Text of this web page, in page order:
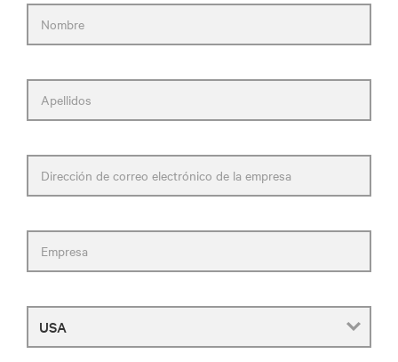
Nombre
Apellidos
Dirección de correo electrónico de la empresa
Empresa